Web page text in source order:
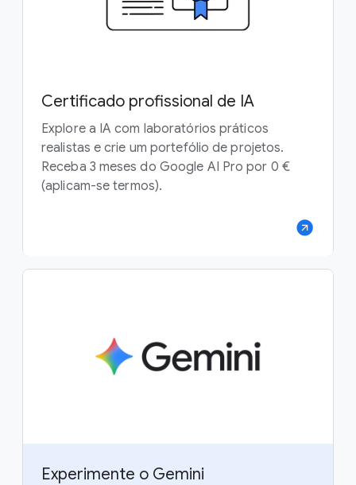
Certificado profissional de IA
Explore a IA com laboratórios práticos
realistas e crie um portefólio de projetos.
Receba 3 meses do Google AI Pro por 0 €
(aplicam-se termos).
Experimente o Gemini